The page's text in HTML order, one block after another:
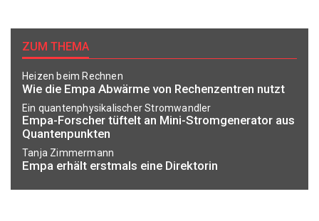
ZUM THEMA
Heizen beim Rechnen
Wie die Empa Abwärme von Rechenzentren nutzt
Ein quantenphysikalischer Stromwandler
Empa-Forscher tüftelt an Mini-Stromgenerator aus
Quantenpunkten
Tanja Zimmermann
Empa erhält erstmals eine Direktorin